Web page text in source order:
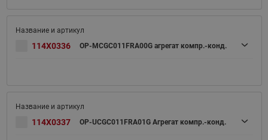
114X0336 OP-MCGC011FRA00G агрегат компр.-конд.
114X0337 OP-UCGC011FRA01G Агрегат компр.-конд.